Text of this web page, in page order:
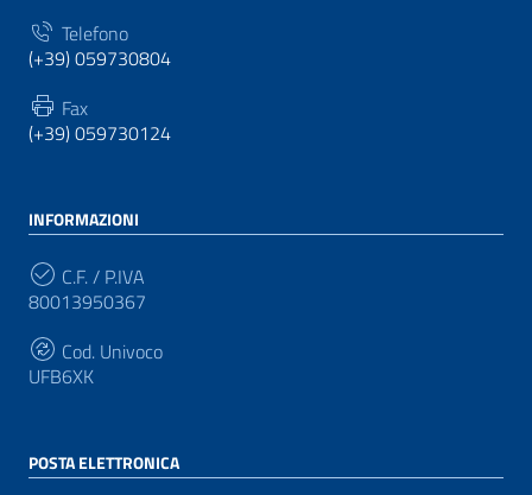
Telefono
(+39) 059730804
Fax
(+39) 059730124
INFORMAZIONI
C.F. / P.IVA
80013950367
Cod. Univoco
UFB6XK
POSTA ELETTRONICA